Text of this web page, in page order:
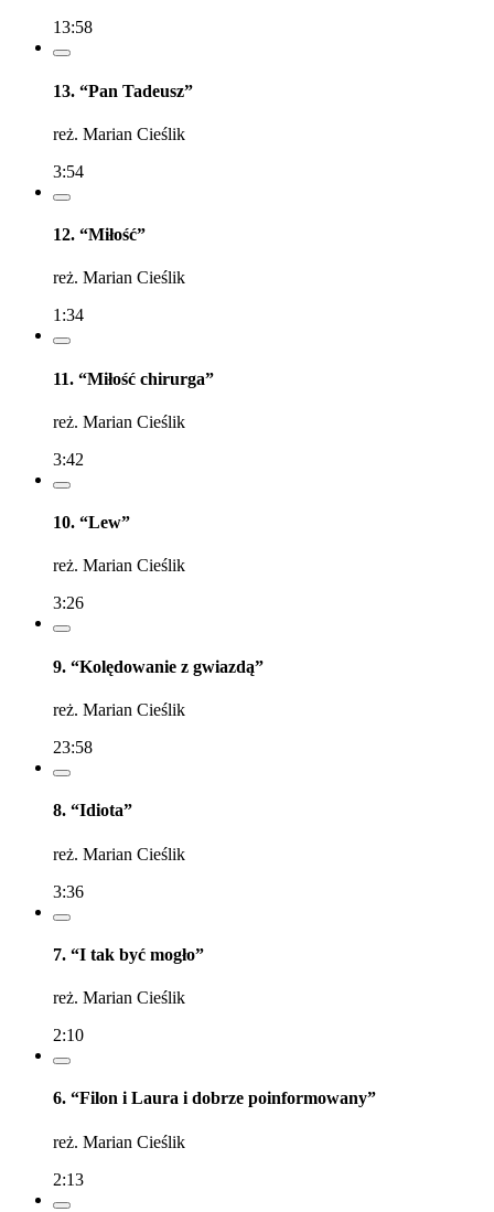
13:58
13. “Pan Tadeusz”
reż. Marian Cieślik
3:54
12. “Miłość”
reż. Marian Cieślik
1:34
11. “Miłość chirurga”
reż. Marian Cieślik
3:42
10. “Lew”
reż. Marian Cieślik
3:26
9. “Kolędowanie z gwiazdą”
reż. Marian Cieślik
23:58
8. “Idiota”
reż. Marian Cieślik
3:36
7. “I tak być mogło”
reż. Marian Cieślik
2:10
6. “Filon i Laura i dobrze poinformowany”
reż. Marian Cieślik
2:13